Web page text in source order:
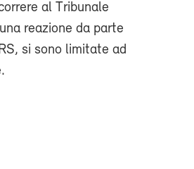
al Tribunale
reazione da parte
si sono limitate ad